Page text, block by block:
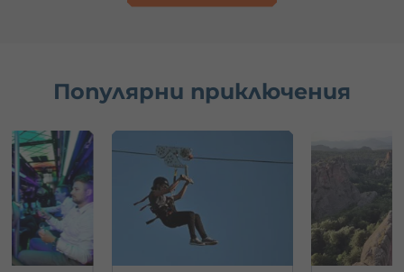
Популярни приключения